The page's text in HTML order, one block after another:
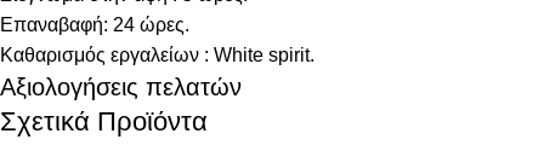
Επαναβαφή: 24 ώρες.
Καθαρισμός εργαλείων : White spirit.
Αξιολογήσεις πελατών
Σχετικά Προϊόντα